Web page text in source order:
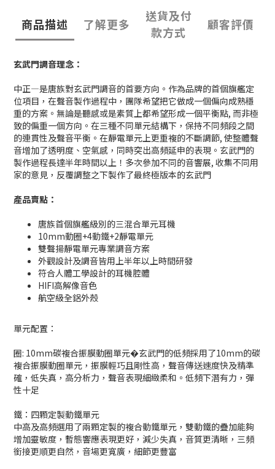
商品描述 了解更多
送貨及付
款方式
顧客評價
玄武門調音理念：
中正—是唐族對玄武門調音的首要方向。作為品牌的首個旗艦定
位項目，在聲音製作過程中，團隊希望把它做成一個偏向成熟穩
重的方案。無論是聽感或是素質上都希望形成一個平衡點, 而非極
致的偏重一個方向。在三種不同單元結構下，保持不同頻段之間
的連貫性及聲音平衡。在靜電單元上更重複的不斷調節, 使整體聲
音增加了透明度、空氣感，同時突出高頻延申的表現。玄武門的
製作過程長達半年時間以上！多次參加不同的音響展, 收集不同用
家的意見，反覆調整之下製作了最終極版本的玄武門
產品賣點：
唐族首個旗艦級別的三混合單元耳機
10mm動圈+4動鐵+2靜電單元
雙聲揚靜電單元專業調音方案
外觀設計及調音皆用上半年以上時間研發
符合人體工學設計的耳機腔體
HIFI高解像音色
航空級全鋁外殼
單元配置：
圈: 10mm碳複合振膜動圈單元�玄武門的低頻採用了10mm的碳
複合振膜動圈單元，振膜輕巧且剛性高，聲音傳送速度快及精準
確，低失真，高分析力，聲音表現細緻柔和。低頻下潛有力，彈
性十足
鐵：四顆定製動鐵單元
中高及高頻選用了兩顆定製的複合動鐵單元，雙動鐵的疊加能夠
增加靈敏度，暫態響應表現更好，減少失真，音質更清晰，三頻
銜接更順更自然，音場更寬廣，細節更豐富